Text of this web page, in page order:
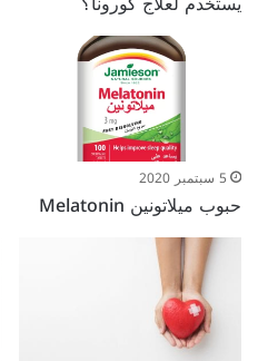
5 سبتمبر 2020
حبوب ميلاتونين Melatonin